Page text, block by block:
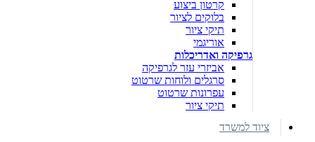
קרטון ביצוע
בלוקים לציור
תיקי ציור
אוריגמי
גרפיקה ואדריכלות
אביזרי עזר לגרפיקה
סרגלים ולוחות שרטוט
עפרונות שרטוט
תיקי ציור
ציוד למשרד